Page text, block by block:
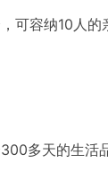
容纳10人
多天的生活